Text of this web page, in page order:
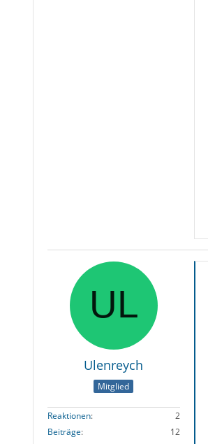
Ulenreych
Mitglied
Reaktionen
2
Beiträge
12